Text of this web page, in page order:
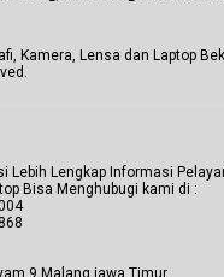
Kamera, Lensa dan Laptop
Lebih Lengkap Informasi
Bisa Menghubugi kami di :
9 Malang jawa Timur